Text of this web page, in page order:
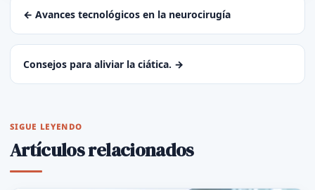
← Avances tecnológicos en la neurocirugía
Consejos para aliviar la ciática. →
SIGUE LEYENDO
Artículos relacionados